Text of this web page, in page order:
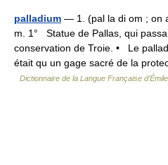
palladium — 1. (pal la di om ; on
m. 1° Statue de Pallas, qui
conservation de Troie. • Le
était qu un gage sacré de la
Dictionnaire de la Langue Française